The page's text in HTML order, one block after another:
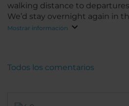
walking distance to
We’d stay overnight again in
Mostrar información
Todos los comentarios